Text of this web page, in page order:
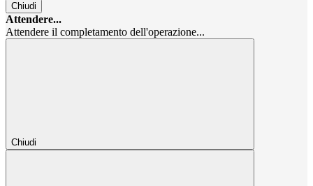
Chiudi
Attendere...
Attendere il completamento dell'operazione...
Chiudi